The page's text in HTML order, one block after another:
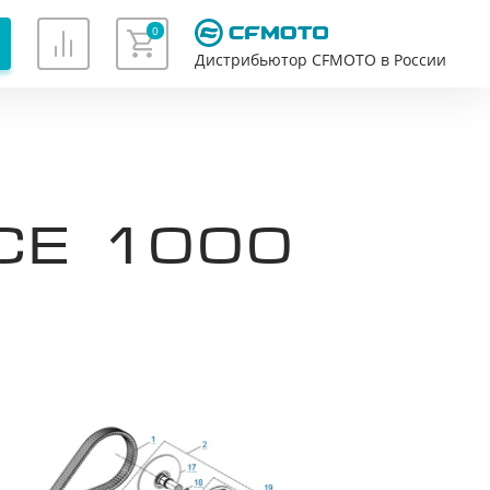
0
Дистрибьютор CFMOTO в России
1000